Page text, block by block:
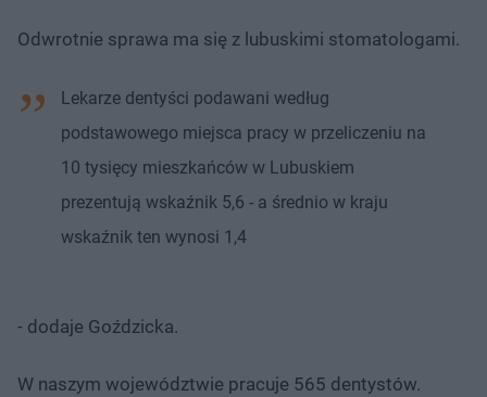
Odwrotnie sprawa ma się z lubuskimi stomatologami.
Lekarze dentyści podawani według
podstawowego miejsca pracy w przeliczeniu na
10 tysięcy mieszkańców w Lubuskiem
prezentują wskaźnik 5,6 - a średnio w kraju
wskaźnik ten wynosi 1,4
- dodaje Goździcka.
W naszym województwie pracuje 565 dentystów.